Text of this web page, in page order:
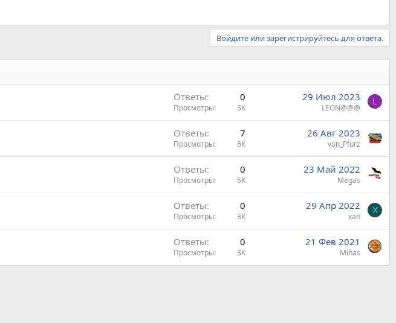
Войдите или зарегистрируйтесь для ответа.
Ответы 0
Просмотры 3K
29 Июл 2023
LEON@@@
L
Ответы 7
Просмотры 6K
26 Авг 2023
von_Pfurz
Ответы 0
Просмотры 5K
23 Май 2022
Megas
Ответы 0
Просмотры 3K
29 Апр 2022
xan
X
Ответы 0
Просмотры 3K
21 Фев 2021
Mihas